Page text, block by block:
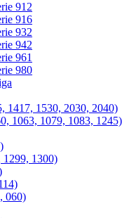
912
916
932
942
961
980
1417, 1530, 2030, 2040)
1063, 1079, 1083, 1245)
1299, 1300)
060)